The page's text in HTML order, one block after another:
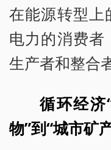
在能源转型上
电力的消费者
生产者和整合者
循环经济
物”到“城市矿